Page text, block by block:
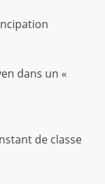
dans un «
de classe